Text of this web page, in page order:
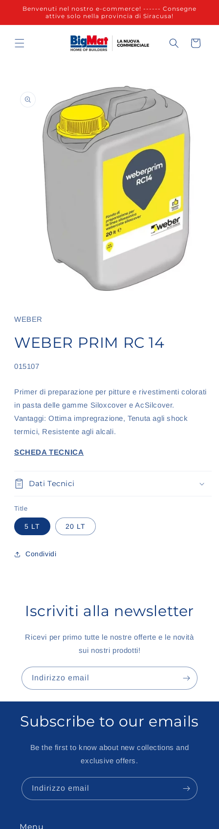
direttamente
ai contenuti
Benvenuti nel nostro e-commerce! ------ Consegne
attive solo nella provincia di Siracusa!
Carrello
informazioni
sul prodotto
1
in
modale
WEBER
WEBER PRIM RC 14
SKU:
015107
Primer di preparazione per pitture e rivestimenti colorati
in pasta delle gamme Siloxcover e AcSilcover.
Vantaggi: Ottima impregrazione, Tenuta agli shock
termici, Resistente agli alcali.
SCHEDA TECNICA
Dati Tecnici
Title
5 LT 20 LT
Condividi
Iscriviti alla newsletter
Ricevi per primo tutte le nostre offerte e le novità
sui nostri prodotti!
Indirizzo email
Subscribe to our emails
Be the first to know about new collections and
exclusive offers.
Indirizzo email
Menu